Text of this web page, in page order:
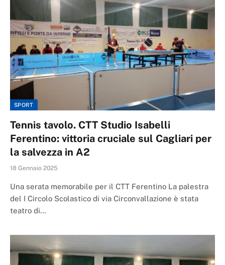
SPORT
Tennis tavolo. CTT Studio Isabelli
Ferentino: vittoria cruciale sul Cagliari per
la salvezza in A2
18 Gennaio 2025
Una serata memorabile per il CTT Ferentino La palestra
del I Circolo Scolastico di via Circonvallazione è stata
teatro di…